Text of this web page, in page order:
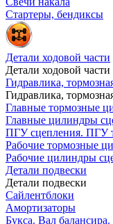
Стартеры, бендиксы
Детали ходовой части
Детали ходовой части
Гидравлика,
Гидравлика,
Главные тормозные
Главные цилиндры
ПГУ сцепления. ПГУ
Рабочие тормозные
Рабочие цилиндры
Детали подвески
Детали подвески
Cайлентблоки
Амортизаторы
Букса. Вал